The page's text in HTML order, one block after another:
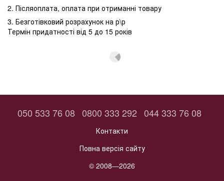
2. Післяоплата, оплата при отриманні товару
3. Безготівковий розрахунок на р\р
Термін придатності від 5 до 15 років
050 533 76 08 0800 333 292 044 333 76 08
Контакти
Повна версія сайту
© 2008—2026